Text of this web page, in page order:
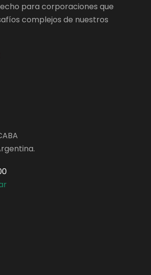
para corporaciones que
complejos de nuestros